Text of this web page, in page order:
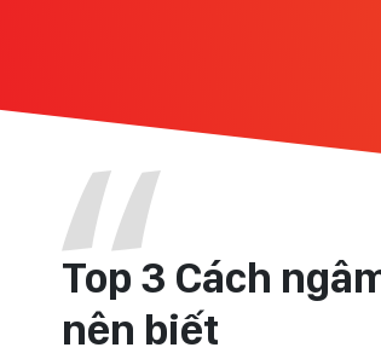
Top 3 Cách
nên biết